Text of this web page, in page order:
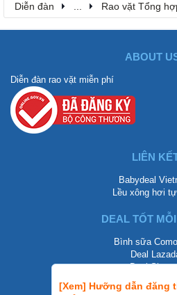
[Xem] Hưỡng dẫn đăng
Diễn đàn ... Rao vặt Tổng
ABOUT
Diễn đàn rao vặt miễn phí
LIÊN
Babydeal
Lều xông hơi
DEAL TỐT
Bình sữa
Deal
Deal